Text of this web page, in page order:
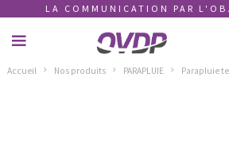
LA COMMUNICATION PAR
Accueil Nos produits PARAPLUIE Parapluie